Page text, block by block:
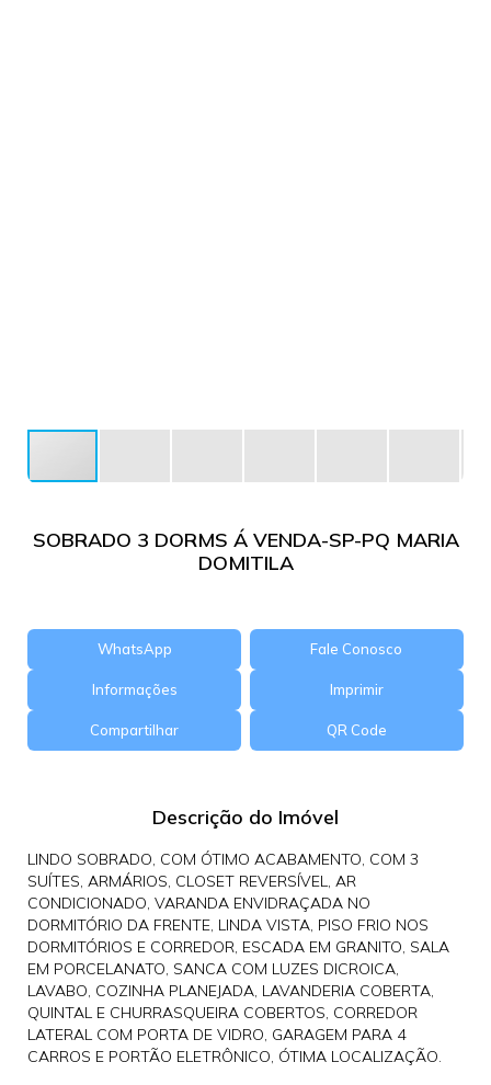
SOBRADO 3 DORMS Á VENDA-SP-PQ MARIA
DOMITILA
WhatsApp Fale Conosco
Informações Imprimir
Compartilhar QR Code
Descrição do Imóvel
LINDO SOBRADO, COM ÓTIMO ACABAMENTO, COM 3
SUÍTES, ARMÁRIOS, CLOSET REVERSÍVEL, AR
CONDICIONADO, VARANDA ENVIDRAÇADA NO
DORMITÓRIO DA FRENTE, LINDA VISTA, PISO FRIO NOS
DORMITÓRIOS E CORREDOR, ESCADA EM GRANITO, SALA
EM PORCELANATO, SANCA COM LUZES DICROICA,
LAVABO, COZINHA PLANEJADA, LAVANDERIA COBERTA,
QUINTAL E CHURRASQUEIRA COBERTOS, CORREDOR
LATERAL COM PORTA DE VIDRO, GARAGEM PARA 4
CARROS E PORTÃO ELETRÔNICO, ÓTIMA LOCALIZAÇÃO.